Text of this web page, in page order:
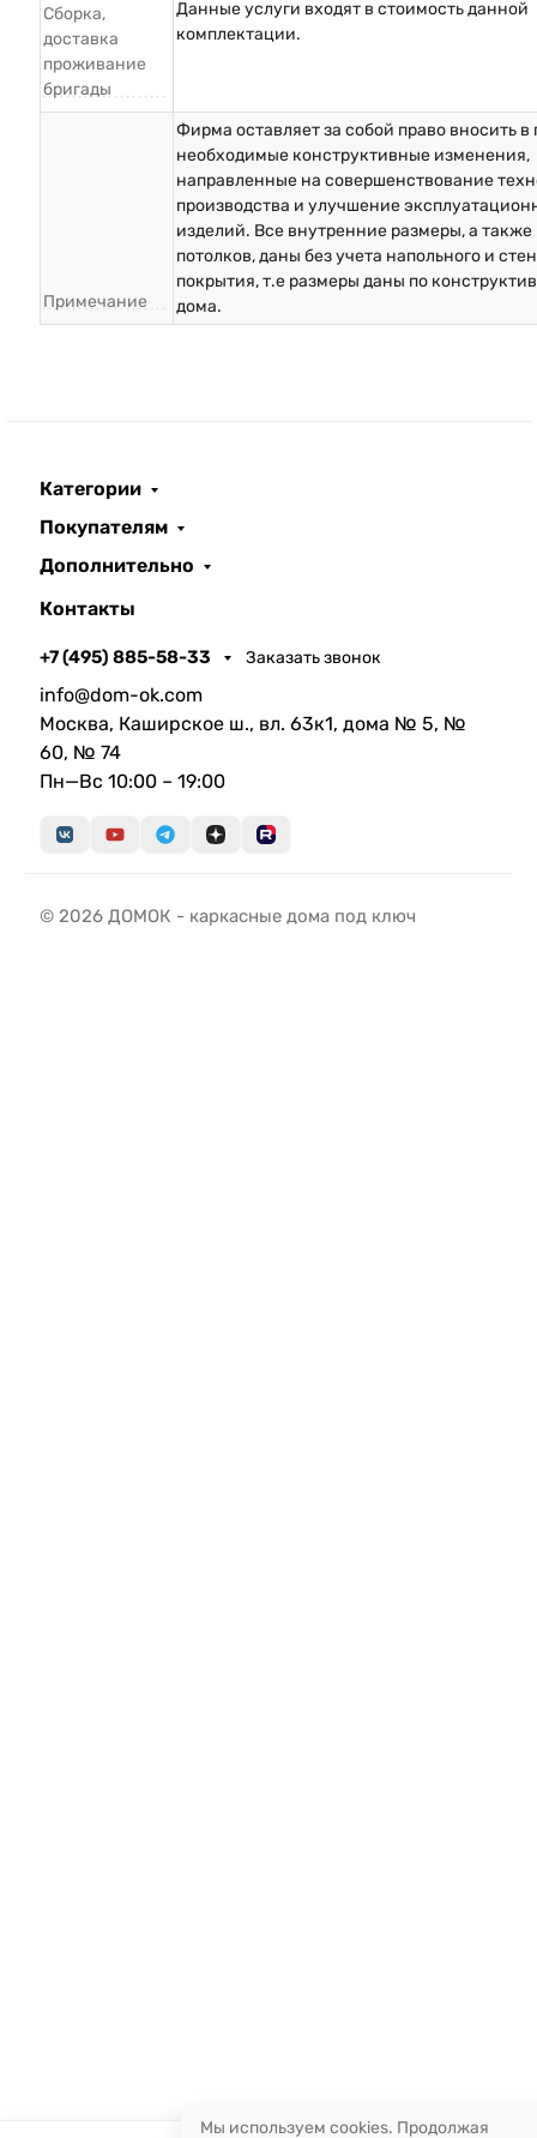
Сборка,
доставка
проживание
бригады
Данные услуги входят в стоимость данной
комплектации.
Примечание
Фирма оставляет за собой право вносить в
необходимые конструктивные изменения,
направленные на совершенствование
производства и улучшение
изделий. Все внутренние размеры, а также
потолков, даны без учета напольного и
покрытия, т.е размеры даны по
дома.
Категории
Покупателям
Дополнительно
Контакты
+7 (495) 885-58-33 Заказать звонок
info@dom-ok.com
Москва, Каширское ш., вл. 63к1, дома № 5, №
60, № 74
Пн—Вс 10:00 – 19:00
© 2026 ДОМОК - каркасные дома под ключ
Мы используем cookies. Продолжая